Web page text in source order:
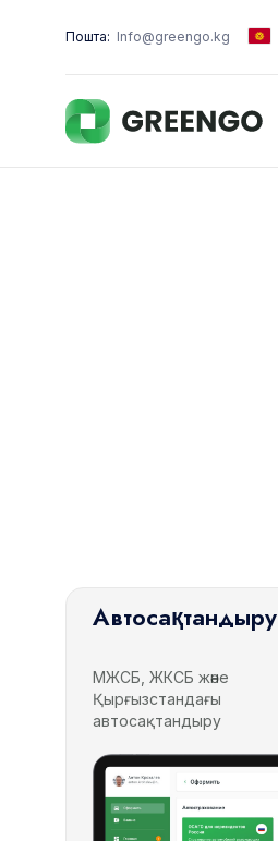
Пошта: Info@greengo.kg
Автосақтандыру
МЖСБ, ЖКСБ және
Қырғызстандағы
автосақтандыру